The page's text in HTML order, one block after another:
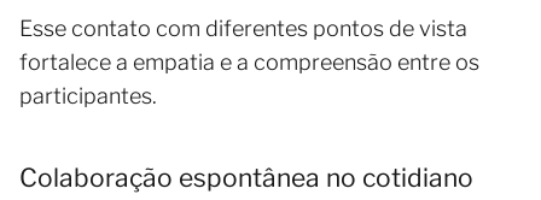
Esse contato com diferentes pontos de vista
fortalece a empatia e a compreensão entre os
participantes.
Colaboração espontânea no cotidiano